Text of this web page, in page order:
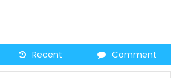
区〉
中
Recent Comment